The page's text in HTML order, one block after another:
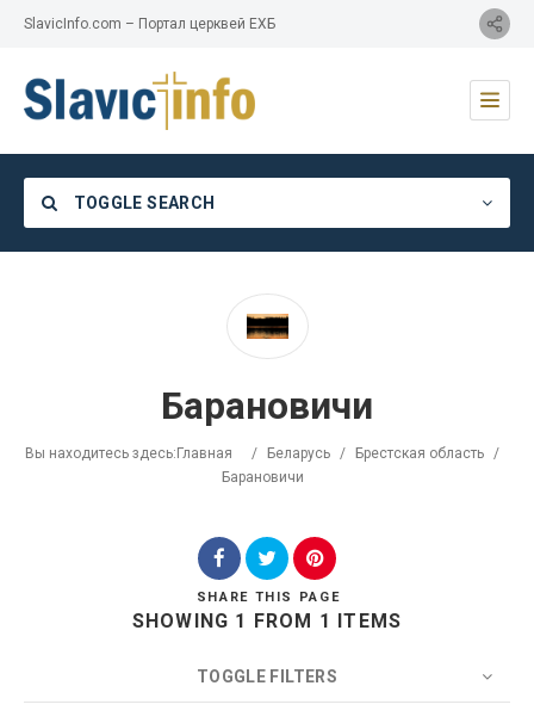
SlavicInfo.com – Портал церквей ЕХБ
TOGGLE SEARCH
Барановичи
Вы находитесь здесь: Главная / Беларусь / Брестская область /
Барановичи
SHARE THIS PAGE
SHOWING 1 FROM 1 ITEMS
TOGGLE FILTERS